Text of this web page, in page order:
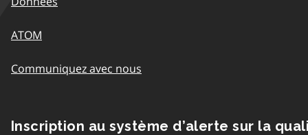
ATOM
Communiquez avec nous
Inscription au système d’alerte sur la